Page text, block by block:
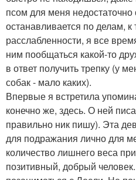
псом для меня
останавливается по делам, к
расслабленности, я все
ним пообщаться какой-то
в ответ получить трепку (у
собак - мало каких).
Впервые я встретила
конечно же, здесь. О ней
правильно ник пишу). Эта
для подражания лично для
количество лишнего веса
позитивный, добрый